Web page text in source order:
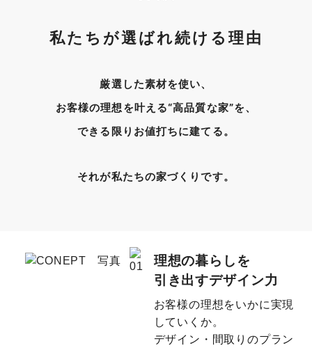
私たちが選ばれ続ける理由
厳選した素材を使い、
お客様の理想を叶える“高品質な家”を、
できる限りお値打ちに建てる。
それが私たちの家づくりです。
理想の暮らしを
引き出すデザイン力
お客様の理想をいかに実現
していくか。
デザイン・間取りのプラン